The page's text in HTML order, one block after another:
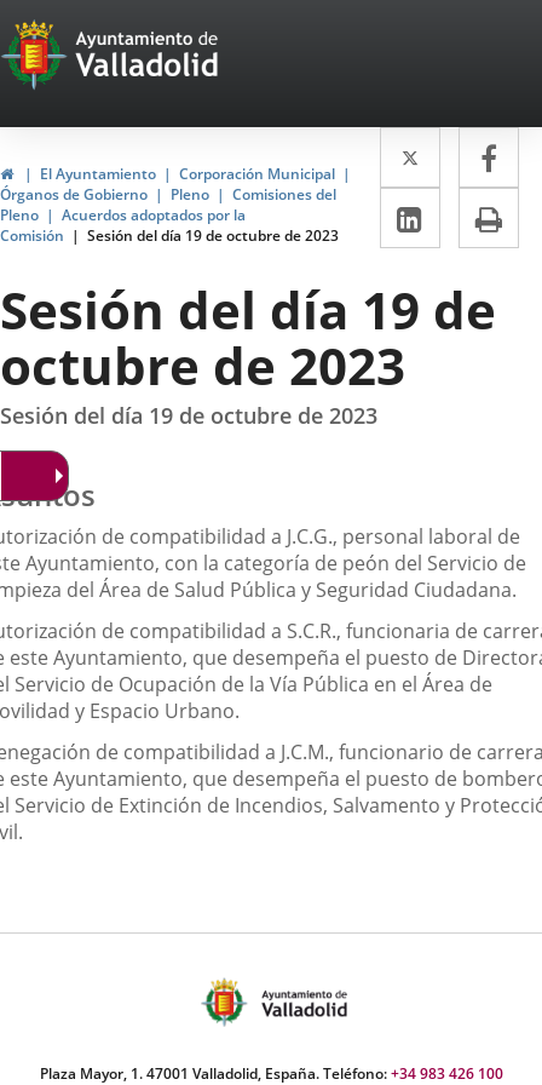
Portal
Web
del
Ayuntamiento
de
Valladolid
InicioEl Ayuntamiento
Corporación Municipal
Órganos de Gobierno
Pleno
Comisiones del
Pleno
Acuerdos adoptados por la
Comisión
Sesión del día 19 de octubre de 2023
Twitter
Enlace
a
una
externa.
a
LinkedIn
Enlace
a
una
Sesión del día 19 de
octubre de 2023
Sesión del día 19 de octubre de 2023
de compatibilidad a J.C.G., personal laboral de
Ayuntamiento, con la categoría de peón del Servicio de
del Área de Salud Pública y Seguridad Ciudadana.
de compatibilidad a S.C.R., funcionaria de
este Ayuntamiento, que desempeña el puesto de
Servicio de Ocupación de la Vía Pública en el Área de
y Espacio Urbano.
de compatibilidad a J.C.M., funcionario de
este Ayuntamiento, que desempeña el puesto de
Servicio de Extinción de Incendios, Salvamento y
Plaza Mayor, 1. 47001 Valladolid, España. Teléfono:+34 983 426 100